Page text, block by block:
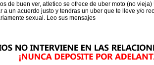
de buen ver, atletico se ofrece de uber moto (no
a un acuerdo justo y tendras un uber que te lleve y/o
sexual. Leo sus mensajes